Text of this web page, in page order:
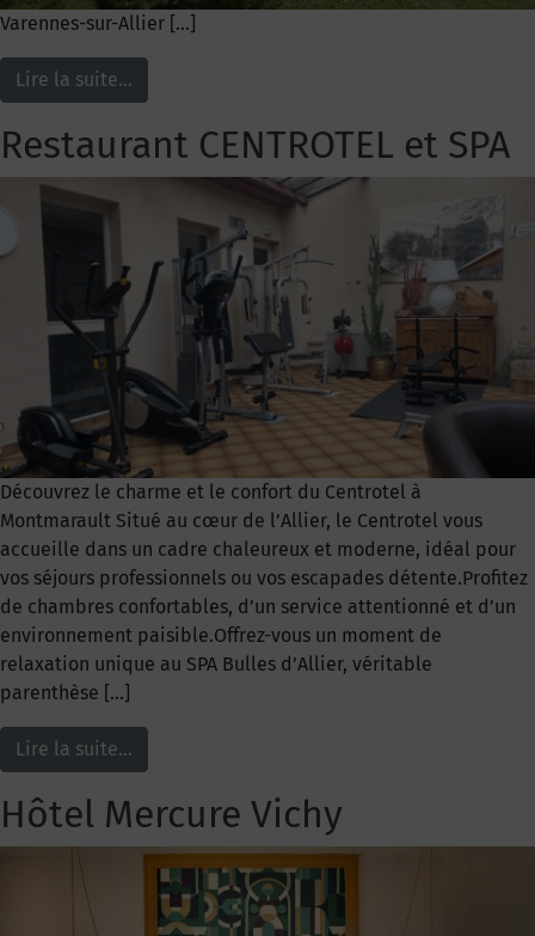
Varennes-sur-Allier […]
Lire la suite…
Restaurant CENTROTEL et SPA
Découvrez le charme et le confort du Centrotel à
Montmarault Situé au cœur de l’Allier, le Centrotel vous
accueille dans un cadre chaleureux et moderne, idéal pour
vos séjours professionnels ou vos escapades détente.Profitez
de chambres confortables, d’un service attentionné et d’un
environnement paisible.Offrez-vous un moment de
relaxation unique au SPA Bulles d’Allier, véritable
parenthèse […]
Lire la suite…
Hôtel Mercure Vichy